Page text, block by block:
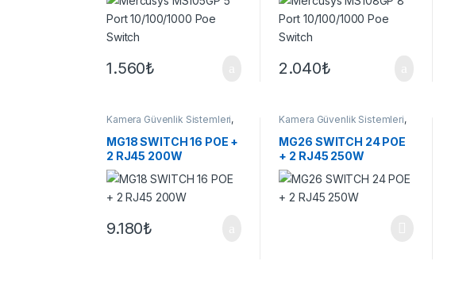
1.560₺ 2.040₺
Kamera Güvenlik Sistemleri,
MG18 SWITCH 16 POE +
2 RJ45 200W
9.180₺
Kamera Güvenlik Sistemleri,
MG26 SWITCH 24 POE
+ 2 RJ45 250W